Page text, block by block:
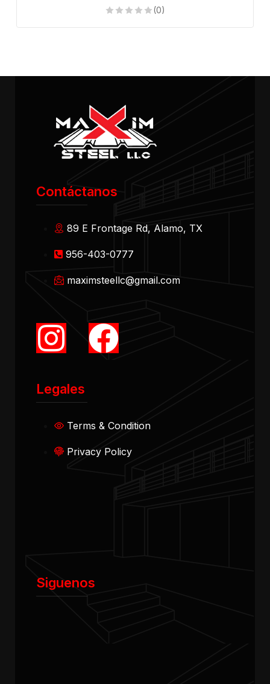
(0)
Contáctanos
89 E Frontage Rd, Alamo, TX
956-403-0777
maximsteellc@gmail.com
Legales
Terms & Condition
Privacy Policy
Siguenos